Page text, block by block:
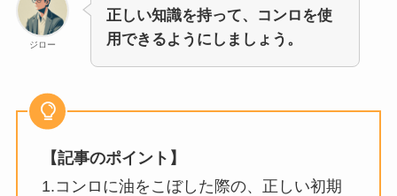
ジロー
正しい知識を持って、コンロを使
用できるようにしましょう。
【記事のポイント】
1.コンロに油をこぼした際の、正しい初期